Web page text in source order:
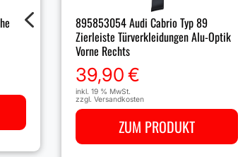
895853054 Audi Cabrio Typ 89
Zierleiste Türverkleidungen Alu-Optik
Vorne Rechts
39,90€
inkl. 19 % MwSt.
zzgl. Versandkosten
ZUM PRODUKT
4